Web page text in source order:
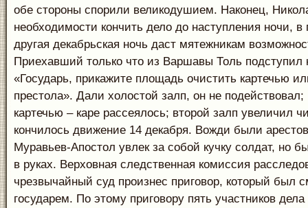
обе стороны спорили великодушием. Наконец,
необходимости кончить дело до наступления ночи, в
другая декабрьская ночь даст мятежникам
Приехавший только что из Варшавы Толь подступил
«Государь, прикажите площадь очистить картечью
престола». Дали холостой залп, он не
картечью – каре рассеялось; второй залп увеличил
кончилось движение 14 декабря. Вожди были
Муравьев-Апостол увлек за собой кучку солдат, но
в руках. Верховная следственная комиссия
чрезвычайный суд произнес приговор, который был
государем. По этому приговору пять участников